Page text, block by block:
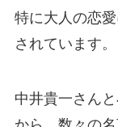
特に大人の恋
されています。
中井貴一さん